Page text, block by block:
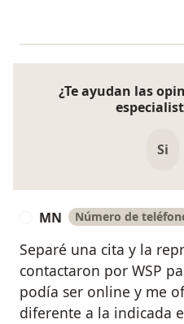
¿Te ayudan las
Si
MN Número de
Separé una cita y la
contactaron por WSP
podía ser online y me
diferente a la indicada